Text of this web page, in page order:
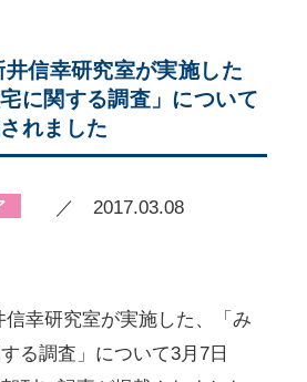
信幸研究室が実施した
宅に関する調査」について
れました
／ 2017.03.08
幸研究室が実施した、「み
る調査」について3月7日